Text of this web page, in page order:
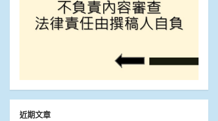
近期文章